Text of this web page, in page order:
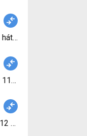
hátsó váltó SHIMANO
11-36T 9 sebességes
sebességes